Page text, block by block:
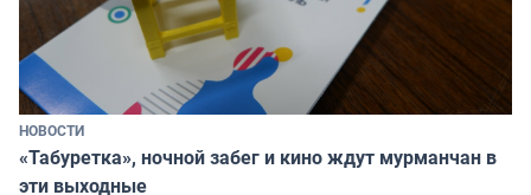
НОВОСТИ
«Табуретка», ночной забег и кино ждут мурманчан в
эти выходные